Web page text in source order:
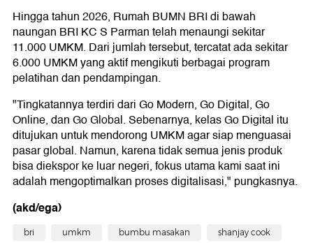
Hingga tahun 2026, Rumah BUMN BRI di bawah
naungan BRI KC S Parman telah menaungi sekitar
11.000 UMKM. Dari jumlah tersebut, tercatat ada sekitar
6.000 UMKM yang aktif mengikuti berbagai program
pelatihan dan pendampingan.
"Tingkatannya terdiri dari Go Modern, Go Digital, Go
Online, dan Go Global. Sebenarnya, kelas Go Digital itu
ditujukan untuk mendorong UMKM agar siap menguasai
pasar global. Namun, karena tidak semua jenis produk
bisa diekspor ke luar negeri, fokus utama kami saat ini
adalah mengoptimalkan proses digitalisasi," pungkasnya.
(akd/ega)
bri umkm bumbu masakan shanjay cook